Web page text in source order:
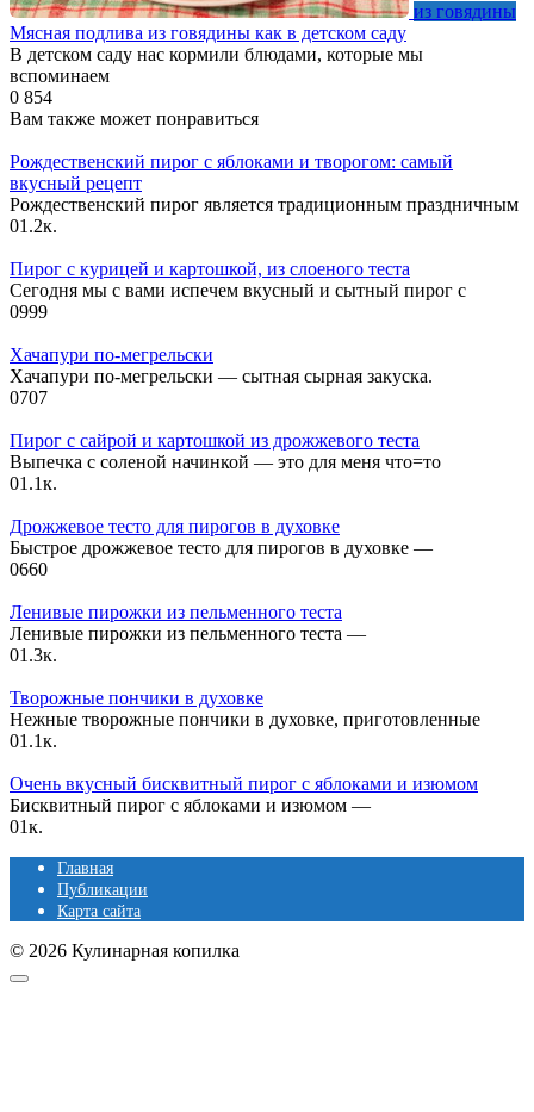
из говядины
Мясная подлива из говядины как в детском саду
В детском саду нас кормили блюдами, которые мы
вспоминаем
0 854
Вам также может понравиться
Рождественский пирог с яблоками и творогом: самый
вкусный рецепт
Рождественский пирог является традиционным праздничным
01.2к.
Пирог с курицей и картошкой, из слоеного теста
Сегодня мы с вами испечем вкусный и сытный пирог с
0999
Хачапури по-мегрельски
Хачапури по-мегрельски — сытная сырная закуска.
0707
Пирог с сайрой и картошкой из дрожжевого теста
Выпечка с соленой начинкой — это для меня что=то
01.1к.
Дрожжевое тесто для пирогов в духовке
Быстрое дрожжевое тесто для пирогов в духовке —
0660
Ленивые пирожки из пельменного теста
Ленивые пирожки из пельменного теста —
01.3к.
Творожные пончики в духовке
Нежные творожные пончики в духовке, приготовленные
01.1к.
Очень вкусный бисквитный пирог с яблоками и изюмом
Бисквитный пирог с яблоками и изюмом —
01к.
Главная
Публикации
Карта сайта
© 2026 Кулинарная копилка